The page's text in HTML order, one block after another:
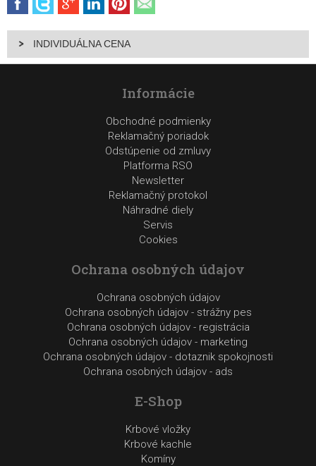
INDIVIDUÁLNA CENA
Informácie
Obchodné podmienky
Reklamačný poriadok
Odstúpenie od zmluvy
Platforma RSO
Newsletter
Reklamačný protokol
Náhradné diely
Servis
Cookies
Ochrana osobných údajov
Ochrana osobných údajov
Ochrana osobných údajov - strážny pes
Ochrana osobných údajov - registrácia
Ochrana osobných údajov - marketing
Ochrana osobných údajov - dotaznik spokojnosti
Ochrana osobných údajov - ads
E-Shop
Krbové vložky
Krbové kachle
Komíny